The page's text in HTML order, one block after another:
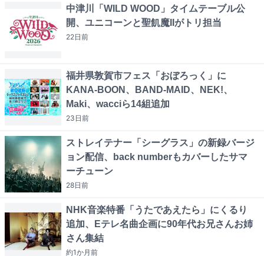
中津川「WILD WOOD」タイムテーブル公
開、ユニコーンと聖飢魔IIがトリ担当
22日前
福井県敦賀市フェス「おぼろっく」に
KANA-BOON、BAND-MAID、NEK!、
Maki、wacciら14組追加
23日前
ストレイテナー「シーグラス」の新録バージ
ョン配信、back numberもカバーしたサマ
ーチューン
28日前
NHK音楽特番「うたであえたら」にくるり
追加、Eテレ名曲企画に90年代お兄さんお姉
さん集結
約1か月前